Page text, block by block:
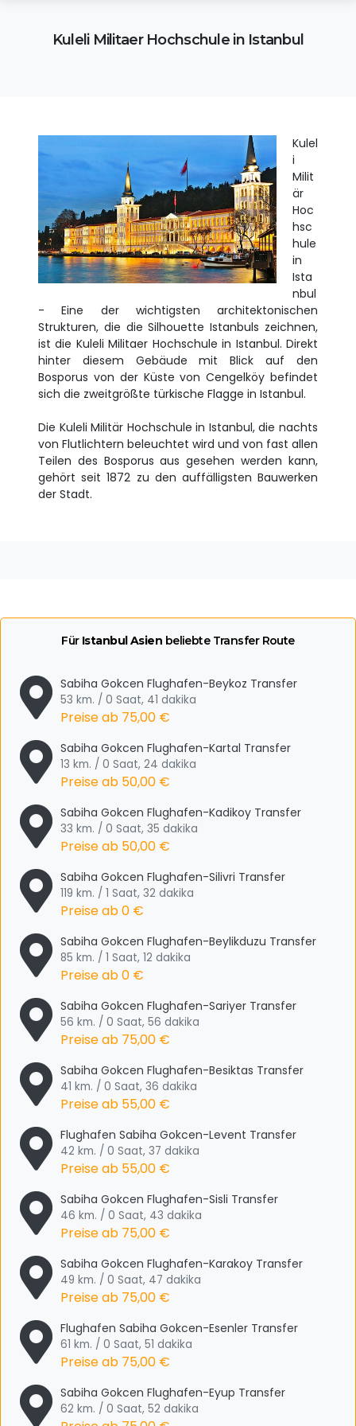
Kuleli Militaer Hochschule in Istanbul
Kulel
i
Milit
är
Hoc
hsc
hule
in
Ista
nbul
- Eine der wichtigsten architektonischen
Strukturen, die die Silhouette Istanbuls zeichnen,
ist die Kuleli Militaer Hochschule in Istanbul. Direkt
hinter diesem Gebäude mit Blick auf den
Bosporus von der Küste von Cengelköy befindet
sich die zweitgrößte türkische Flagge in Istanbul.
Die Kuleli Militär Hochschule in Istanbul, die nachts
von Flutlichtern beleuchtet wird und von fast allen
Teilen des Bosporus aus gesehen werden kann,
gehört seit 1872 zu den auffälligsten Bauwerken
der Stadt.
Für Istanbul Asien beliebte Transfer Route
Sabiha Gokcen Flughafen-Beykoz Transfer
53 km. / 0 Saat, 41 dakika
Preise ab 75,00 €
Sabiha Gokcen Flughafen-Kartal Transfer
13 km. / 0 Saat, 24 dakika
Preise ab 50,00 €
Sabiha Gokcen Flughafen-Kadikoy Transfer
33 km. / 0 Saat, 35 dakika
Preise ab 50,00 €
Sabiha Gokcen Flughafen-Silivri Transfer
119 km. / 1 Saat, 32 dakika
Preise ab0 €
Sabiha Gokcen Flughafen-Beylikduzu Transfer
85 km. / 1 Saat, 12 dakika
Preise ab0 €
Sabiha Gokcen Flughafen-Sariyer Transfer
56 km. / 0 Saat, 56 dakika
Preise ab 75,00 €
Sabiha Gokcen Flughafen-Besiktas Transfer
41 km. / 0 Saat, 36 dakika
Preise ab 55,00 €
Flughafen Sabiha Gokcen-Levent Transfer
42 km. / 0 Saat, 37 dakika
Preise ab 55,00 €
Sabiha Gokcen Flughafen-Sisli Transfer
46 km. / 0 Saat, 43 dakika
Preise ab 75,00 €
Sabiha Gokcen Flughafen-Karakoy Transfer
49 km. / 0 Saat, 47 dakika
Preise ab 75,00 €
Flughafen Sabiha Gokcen-Esenler Transfer
61 km. / 0 Saat, 51 dakika
Preise ab 75,00 €
Sabiha Gokcen Flughafen-Eyup Transfer
62 km. / 0 Saat, 52 dakika